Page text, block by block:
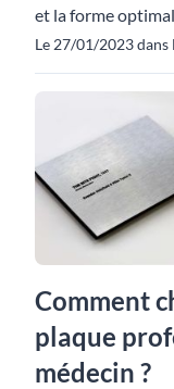
et la forme
Le 27/01/2023
Comment
plaque
médecin ?